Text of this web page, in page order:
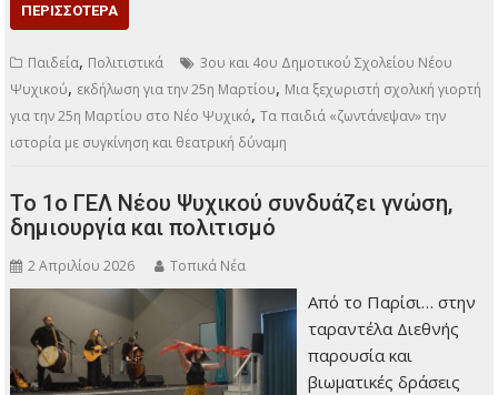
ΠΕΡΙΣΣΌΤΕΡΑ
Παιδεία, Πολιτιστικά
3ου και 4ου Δημοτικού Σχολείου Νέου
Ψυχικού, εκδήλωση για την 25η Μαρτίου, Μια ξεχωριστή σχολική γιορτή
για την 25η Μαρτίου στο Νέο Ψυχικό,Τα παιδιά «ζωντάνεψαν» την
ιστορία με συγκίνηση και θεατρική δύναμη
Το 1ο ΓΕΛ Νέου Ψυχικού συνδυάζει γνώση,
δημιουργία και πολιτισμό
2 Απριλίου 2026 Τοπικά Νέα
Από το Παρίσι… στην
ταραντέλα Διεθνής
παρουσία και
βιωματικές δράσεις